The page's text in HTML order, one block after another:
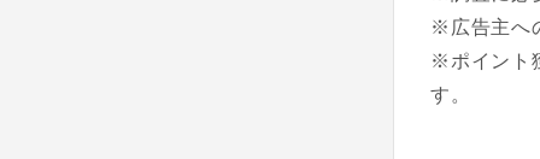
※広告主へ
※ポイント
す。